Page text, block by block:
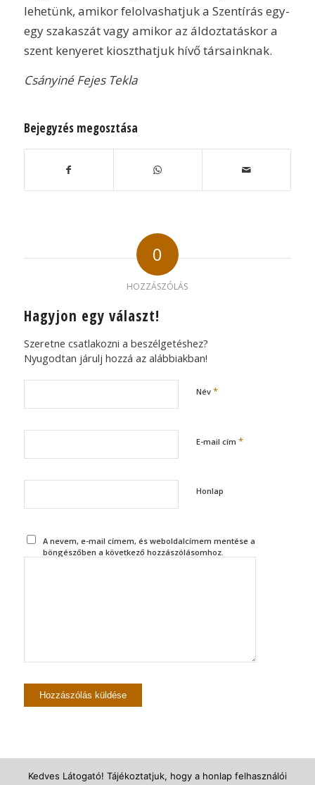
lehetünk, amikor felolvashatjuk a Szentírás egy-
egy szakaszát vagy amikor az áldoztatáskor a
szent kenyeret kioszthatjuk hívő társainknak.
Csányiné Fejes Tekla
Bejegyzés megosztása
0
HOZZÁSZÓLÁS
Hagyjon egy választ!
Szeretne csatlakozni a beszélgetéshez?
Nyugodtan járulj hozzá az alábbiakban!
Név *
E-mail cím *
Honlap
A nevem, e-mail címem, és weboldalcímem mentése a
böngészőben a következő hozzászólásomhoz.
Kedves Látogató! Tájékoztatjuk, hogy a honlap felhasználói